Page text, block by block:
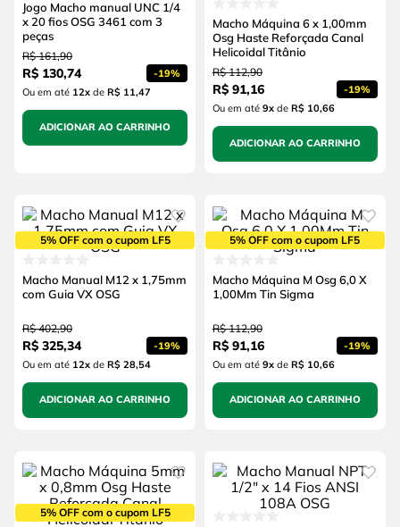
Jogo Macho manual UNC 1/4
x 20 fios OSG 3461 com 3
peças
R$ 161,90
R$ 130,74 -19%
Ou em até 12xde R$ 11,47
ADICIONAR AO CARRINHO
Macho Máquina 6 x 1,00mm
Osg Haste Reforçada Canal
Helicoidal Titânio
R$ 112,90
R$ 91,16 -19%
Ou em até 9xde R$ 10,66
ADICIONAR AO CARRINHO
5% OFF com o cupom LF5
Macho Manual M12 x 1,75mm
com Guia VX OSG
R$ 402,90
R$ 325,34 -19%
Ou em até 12xde R$ 28,54
ADICIONAR AO CARRINHO
5% OFF com o cupom LF5
Macho Máquina M Osg 6,0 X
1,00Mm Tin Sigma
R$ 112,90
R$ 91,16 -19%
Ou em até 9xde R$ 10,66
ADICIONAR AO CARRINHO
5% OFF com o cupom LF5